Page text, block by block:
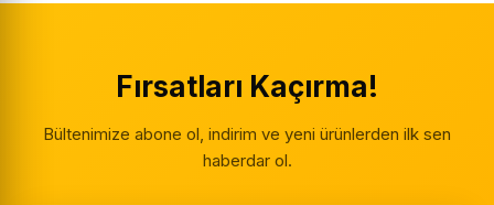
Fırsatları Kaçırma!
Bültenimize abone ol, indirim ve yeni ürünlerden ilk sen
haberdar ol.